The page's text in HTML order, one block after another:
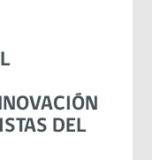
DEL